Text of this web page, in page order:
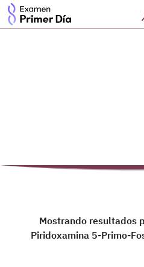
Mostrando resultados
Piridoxamina 5-Primo-